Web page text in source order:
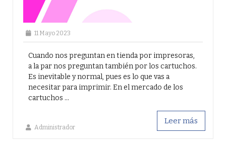
Administrador
11 Mayo 2023
Cuando nos preguntan en tienda por impresoras,
a la par nos preguntan también por los cartuchos.
Es inevitable y normal, pues es lo que vas a
necesitar para imprimir. En el mercado de los
cartuchos ...
Leer más